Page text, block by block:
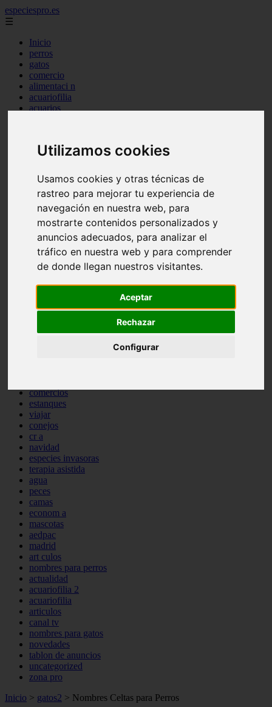
Utilizamos cookies
Usamos cookies y otras técnicas de
rastreo para mejorar tu experiencia de
navegación en nuestra web, para
mostrarte contenidos personalizados y
anuncios adecuados, para analizar el
tráfico en nuestra web y para comprender
de donde llegan nuestros visitantes.
Aceptar
Rechazar
Configurar
especiespro.es
☰
Inicio
perros
gatos
comercio
alimentaci n
acuariofilia
acuarios
mantenimiento
marketing
bienestar
peque os mam feros
verano
legislaci n
peluquer a
accesorios
peluquer a canina
complementos
consejos
comportamiento
reptiles
comercios
estanques
viajar
conejos
cr a
navidad
especies invasoras
terapia asistida
agua
peces
camas
econom a
mascotas
aedpac
madrid
art culos
nombres para perros
actualidad
acuariofilia 2
acuariofilia
articulos
canal tv
nombres para gatos
novedades
tablon de anuncios
uncategorized
zona pro
Inicio > gatos2 > Nombres Celtas para Perros